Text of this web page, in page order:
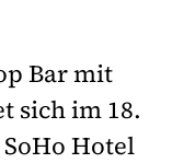
Bar mit
sich im 18.
Hotel